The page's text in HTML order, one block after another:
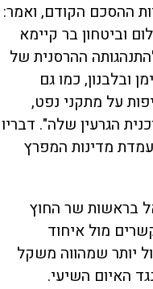
ההסכם הקודם, ואמר:
וביטחון בר קיימא
ההרסנית של
ובלבנון, כמו גם
על מתקני נפט,
הגרעין שלה". דבריו
מדינות המפרץ
בראשות שר החוץ
מול איחוד
יותר שמהווה משקל
האיום השיעי.